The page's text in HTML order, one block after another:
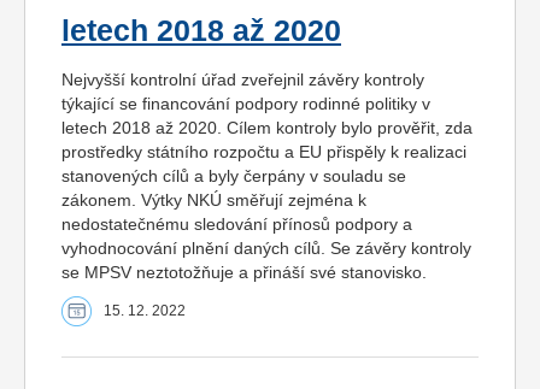
letech 2018 až 2020
Nejvyšší kontrolní úřad zveřejnil závěry kontroly
týkající se financování podpory rodinné politiky v
letech 2018 až 2020. Cílem kontroly bylo prověřit, zda
prostředky státního rozpočtu a EU přispěly k realizaci
stanovených cílů a byly čerpány v souladu se
zákonem. Výtky NKÚ směřují zejména k
nedostatečnému sledování přínosů podpory a
vyhodnocování plnění daných cílů. Se závěry kontroly
se MPSV neztotožňuje a přináší své stanovisko.
15. 12. 2022